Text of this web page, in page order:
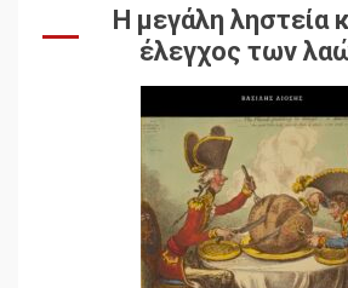
Η μεγάλη ληστεία
έλεγχος των